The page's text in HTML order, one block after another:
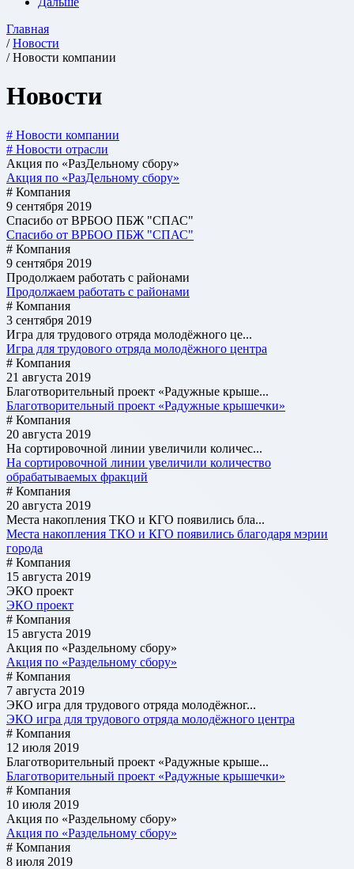
Главная
/Новости
/ Новости компании
Новости
# Новости компании
# Новости отрасли
Акция по «РазДельному сбору»
Акция по «РазДельному сбору»
# Компания
9 сентября 2019
Спасибо от ВРБОО ПБЖ "СПАС"
Спасибо от ВРБОО ПБЖ "СПАС"
# Компания
9 сентября 2019
Продолжаем работать с районами
Продолжаем работать с районами
# Компания
3 сентября 2019
Игра для трудового отряда молодёжного це...
Игра для трудового отряда молодёжного центра
# Компания
21 августа 2019
Благотворительный проект «Радужные крыше...
Благотворительный проект «Радужные крышечки»
# Компания
20 августа 2019
На сортировочной линии увеличили количес...
На сортировочной линии увеличили количество
обрабатываемых фракций
# Компания
20 августа 2019
Места накопления ТКО и КГО появились бла...
Места накопления ТКО и КГО появились благодаря мэрии
города
# Компания
15 августа 2019
ЭКО проект
ЭКО проект
# Компания
15 августа 2019
Акция по «Раздельному сбору»
Акция по «Раздельному сбору»
# Компания
7 августа 2019
ЭКО игра для трудового отряда молодёжног...
ЭКО игра для трудового отряда молодёжного центра
# Компания
12 июля 2019
Благотворительный проект «Радужные крыше...
Благотворительный проект «Радужные крышечки»
# Компания
10 июля 2019
Акция по «Раздельному сбору»
Акция по «Раздельному сбору»
# Компания
8 июля 2019